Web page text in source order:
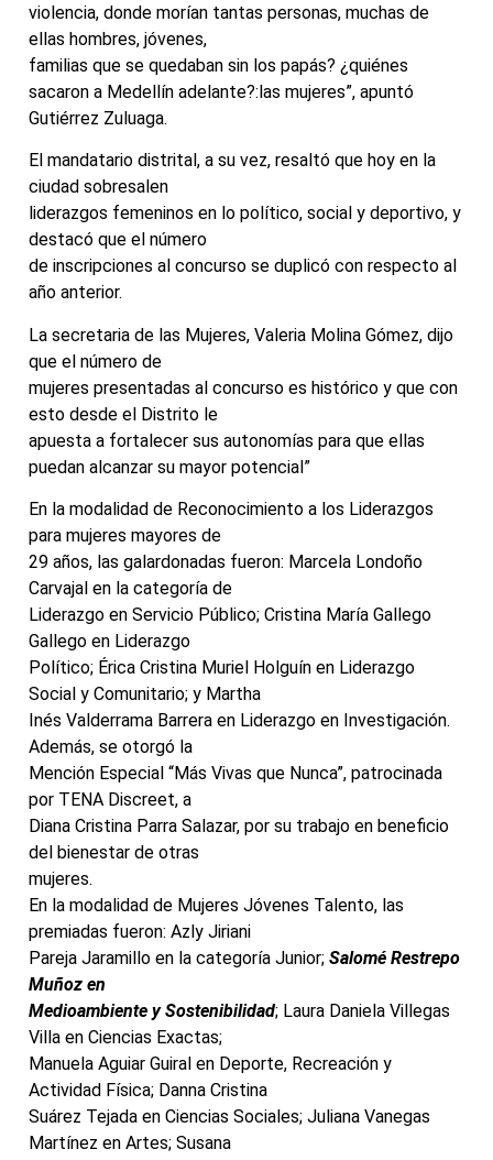
violencia, donde morían tantas personas, muchas de
ellas hombres, jóvenes,
familias que se quedaban sin los papás? ¿quiénes
sacaron a Medellín adelante?:las mujeres”, apuntó
Gutiérrez Zuluaga.
El mandatario distrital, a su vez, resaltó que hoy en la
ciudad sobresalen
liderazgos femeninos en lo político, social y deportivo, y
destacó que el número
de inscripciones al concurso se duplicó con respecto al
año anterior.
La secretaria de las Mujeres, Valeria Molina Gómez, dijo
que el número de
mujeres presentadas al concurso es histórico y que con
esto desde el Distrito le
apuesta a fortalecer sus autonomías para que ellas
puedan alcanzar su mayor potencial”
En la modalidad de Reconocimiento a los Liderazgos
para mujeres mayores de
29 años, las galardonadas fueron: Marcela Londoño
Carvajal en la categoría de
Liderazgo en Servicio Público; Cristina María Gallego
Gallego en Liderazgo
Político; Érica Cristina Muriel Holguín en Liderazgo
Social y Comunitario; y Martha
Inés Valderrama Barrera en Liderazgo en Investigación.
Además, se otorgó la
Mención Especial “Más Vivas que Nunca”, patrocinada
por TENA Discreet, a
Diana Cristina Parra Salazar, por su trabajo en beneficio
del bienestar de otras
mujeres.
En la modalidad de Mujeres Jóvenes Talento, las
premiadas fueron: Azly Jiriani
Pareja Jaramillo en la categoría Junior; Salomé Restrepo
Muñoz en
Medioambiente y Sostenibilidad; Laura Daniela Villegas
Villa en Ciencias Exactas;
Manuela Aguiar Guiral en Deporte, Recreación y
Actividad Física; Danna Cristina
Suárez Tejada en Ciencias Sociales; Juliana Vanegas
Martínez en Artes; Susana